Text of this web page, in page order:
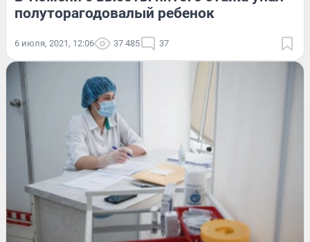
полуторагодовалый ребенок
6 июля, 2021, 12:06 37 485 37